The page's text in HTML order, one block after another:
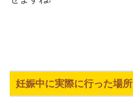
妊娠中に実際に行った場所